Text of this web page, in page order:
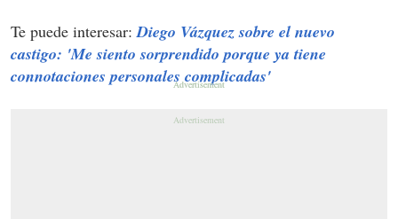
Te puede interesar:Diego Vázquez sobre el nuevo
castigo: 'Me siento sorprendido porque ya tiene
connotaciones personales complicadas'